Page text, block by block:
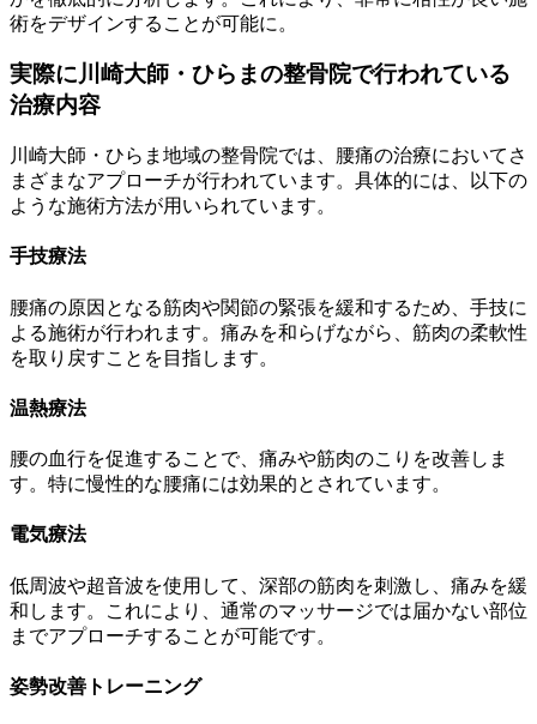
術をデザインすることが可能に。
実際に川崎大師・ひらまの整骨院で行われている
治療内容
川崎大師・ひらま地域の整骨院では、腰痛の治療においてさ
まざまなアプローチが行われています。具体的には、以下の
ような施術方法が用いられています。
手技療法
腰痛の原因となる筋肉や関節の緊張を緩和するため、手技に
よる施術が行われます。痛みを和らげながら、筋肉の柔軟性
を取り戻すことを目指します。
温熱療法
腰の血行を促進することで、痛みや筋肉のこりを改善しま
す。特に慢性的な腰痛には効果的とされています。
電気療法
低周波や超音波を使用して、深部の筋肉を刺激し、痛みを緩
和します。これにより、通常のマッサージでは届かない部位
までアプローチすることが可能です。
姿勢改善トレーニング